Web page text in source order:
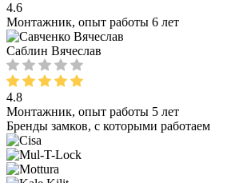
4.6
Монтажник, опыт работы 6 лет
Саблин Вячеслав
4.8
Монтажник, опыт работы 5 лет
Бренды замков, с которыми работаем